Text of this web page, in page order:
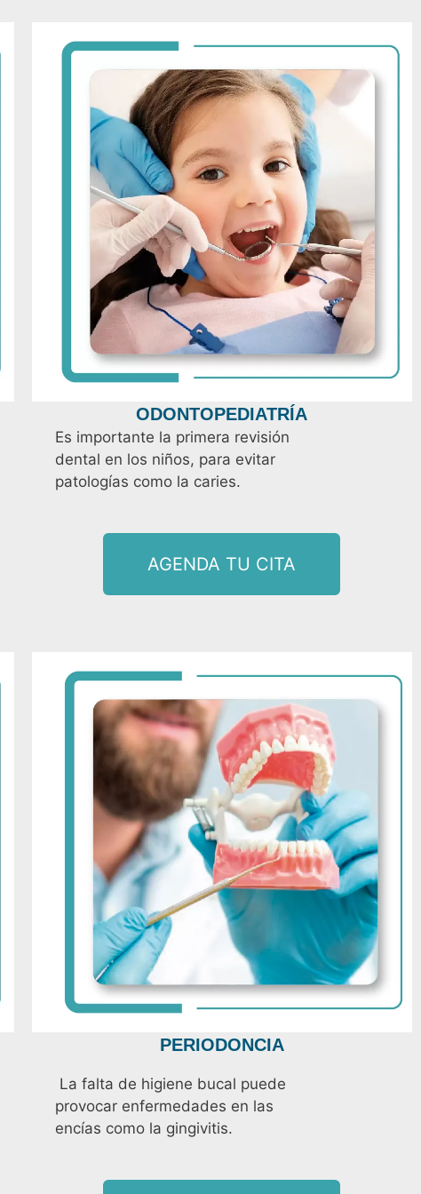
ODONTOPEDIATRÍA
Es importante la primera revisión
dental en los niños, para evitar
patologías como la caries.
AGENDA TU CITA
PERIODONCIA
La falta de higiene bucal puede
provocar enfermedades en las
encías como la gingivitis.